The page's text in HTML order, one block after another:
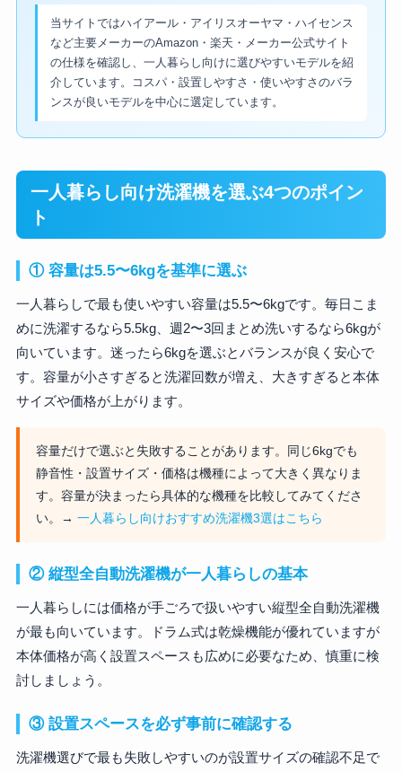
当サイトではハイアール・アイリスオーヤマ・ハイセンス
など主要メーカーのAmazon・楽天・メーカー公式サイト
の仕様を確認し、一人暮らし向けに選びやすいモデルを紹
介しています。コスパ・設置しやすさ・使いやすさのバラ
ンスが良いモデルを中心に選定しています。
一人暮らし向け洗濯機を選ぶ4つのポイン
ト
① 容量は5.5〜6kgを基準に選ぶ
一人暮らしで最も使いやすい容量は5.5〜6kgです。毎日こま
めに洗濯するなら5.5kg、週2〜3回まとめ洗いするなら6kgが
向いています。迷ったら6kgを選ぶとバランスが良く安心で
す。容量が小さすぎると洗濯回数が増え、大きすぎると本体
サイズや価格が上がります。
容量だけで選ぶと失敗することがあります。同じ6kgでも
静音性・設置サイズ・価格は機種によって大きく異なりま
す。容量が決まったら具体的な機種を比較してみてくださ
い。→ 一人暮らし向けおすすめ洗濯機3選はこちら
② 縦型全自動洗濯機が一人暮らしの基本
一人暮らしには価格が手ごろで扱いやすい縦型全自動洗濯機
が最も向いています。ドラム式は乾燥機能が優れていますが
本体価格が高く設置スペースも広めに必要なため、慎重に検
討しましょう。
③ 設置スペースを必ず事前に確認する
洗濯機選びで最も失敗しやすいのが設置サイズの確認不足で